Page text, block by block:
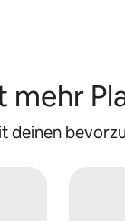
deinen